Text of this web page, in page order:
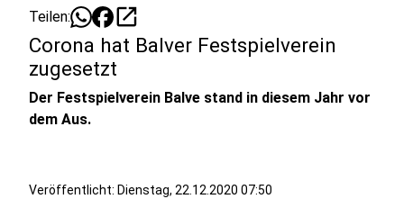
Teilen: open_in_new
Corona hat Balver Festspielverein
zugesetzt
Der Festspielverein Balve stand in diesem Jahr vor
dem Aus.
Veröffentlicht: Dienstag, 22.12.2020 07:50